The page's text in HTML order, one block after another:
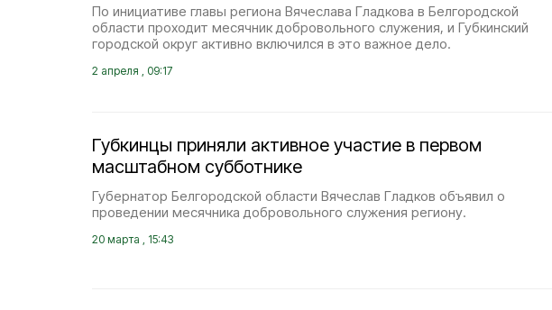
По инициативе главы региона Вячеслава Гладкова в Белгородской
области проходит месячник добровольного служения, и Губкинский
городской округ активно включился в это важное дело.
2 апреля , 09:17
Губкинцы приняли активное участие в первом
масштабном субботнике
Губернатор Белгородской области Вячеслав Гладков объявил о
проведении месячника добровольного служения региону.
20 марта , 15:43